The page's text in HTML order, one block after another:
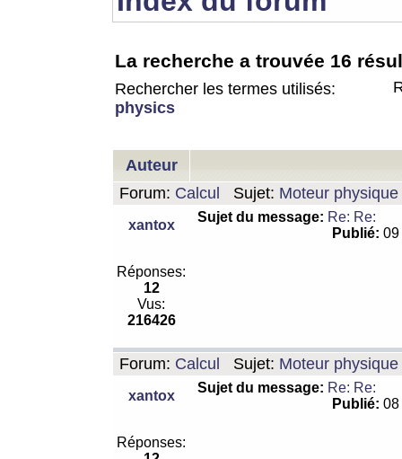
La recherche a trouvée 16
Rechercher les termes utilisés:
physics
Auteur
Forum: Calcul Sujet: Moteur
xantox
Sujet du message: Re: Re:
Publié:
Réponses:
12
Vus:
216426
Forum: Calcul Sujet: Moteur
xantox
Sujet du message: Re: Re:
Publié:
Réponses: